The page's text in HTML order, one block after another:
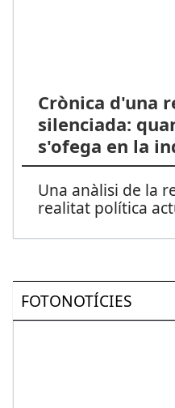
Crònica d'una
silenciada:
s'ofega en la
Una anàlisi de la
realitat política
FOTONOTÍCIES